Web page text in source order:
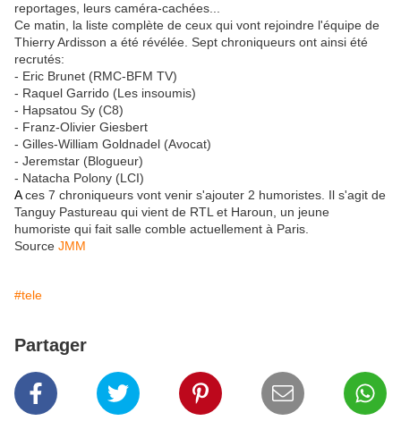
reportages, leurs caméra-cachées...
Ce matin, la liste complète de ceux qui vont rejoindre l'équipe de
Thierry Ardisson a été révélée. Sept chroniqueurs ont ainsi été
recrutés:
- Eric Brunet (RMC-BFM TV)
- Raquel Garrido (Les insoumis)
- Hapsatou Sy (C8)
- Franz-Olivier Giesbert
- Gilles-William Goldnadel (Avocat)
- Jeremstar (Blogueur)
- Natacha Polony (LCI)
Aces 7 chroniqueurs vont venir s'ajouter 2 humoristes. Il s'agit de
Tanguy Pastureau qui vient de RTL et Haroun, un jeune
humoriste qui fait salle comble actuellement à Paris.
Source JMM
#tele
Partager